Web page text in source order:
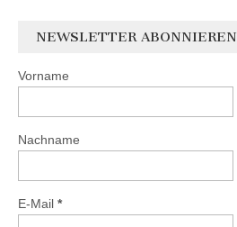
NEWSLETTER ABONNIEREN
Vorname
Nachname
E-Mail *